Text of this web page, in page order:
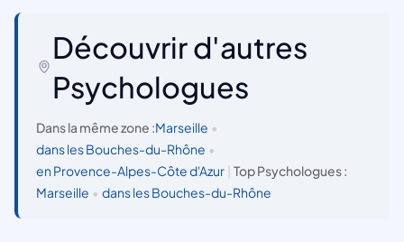
Découvrir d'autres
Psychologues
Dans la même zone :Marseille •
dans les Bouches-du-Rhône •
en Provence-Alpes-Côte d'Azur
Top Psychologues :
Marseille • dans les Bouches-du-Rhône